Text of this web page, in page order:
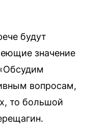
будут
значение
вопросам,
то большой